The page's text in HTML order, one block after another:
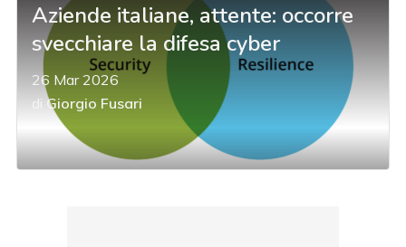
Aziende italiane, attente: occorre
svecchiare la difesa cyber
26 Mar 2026
di Giorgio Fusari